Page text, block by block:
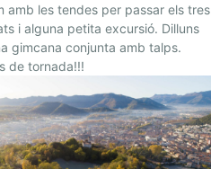
amb les tendes per passar els tres
i alguna petita excursió. Dilluns
gimcana conjunta amb talps.
de tornada!!!